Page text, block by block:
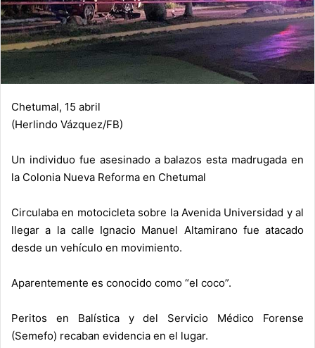
Chetumal, 15 abril
(Herlindo Vázquez/FB)
Un individuo fue asesinado a balazos esta madrugada en
la Colonia Nueva Reforma en Chetumal
Circulaba en motocicleta sobre la Avenida Universidad y al
llegar a la calle Ignacio Manuel Altamirano fue atacado
desde un vehículo en movimiento.
Aparentemente es conocido como “el coco”.
Peritos en Balística y del Servicio Médico Forense
(Semefo) recaban evidencia en el lugar.